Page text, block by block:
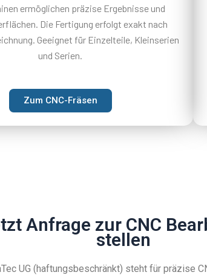
ermöglichen präzise Ergebnisse und
Die Fertigung erfolgt exakt nach
Geeignet für Einzelteile, Kleinserien
und Serien.
Zum CNC-Fräsen
Anfrage zur CNC
stellen
UG (haftungsbeschränkt) steht für präzise